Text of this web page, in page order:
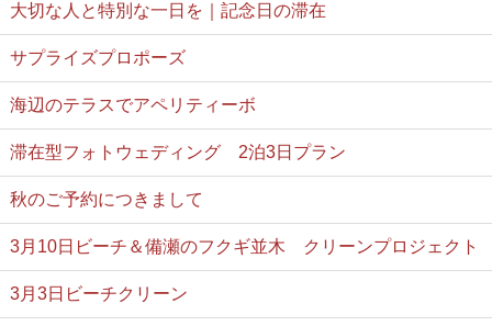
大切な人と特別な一日を｜記念日の滞在
サプライズプロポーズ
海辺のテラスでアペリティーボ
滞在型フォトウェディング 2泊3日プラン
秋のご予約につきまして
3月10日ビーチ＆備瀬のフクギ並木 クリーンプロジェクト
3月3日ビーチクリーン